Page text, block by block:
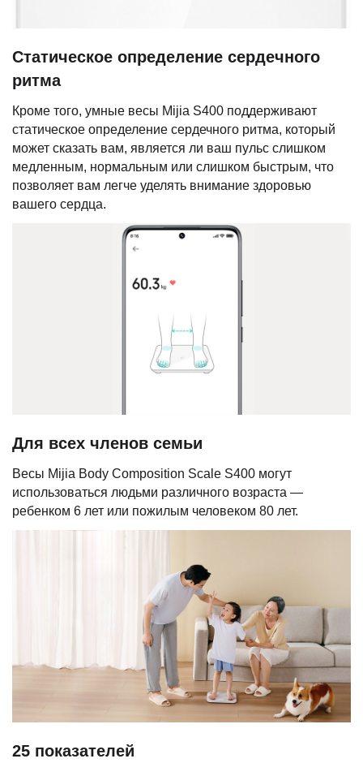
Статическое определение сердечного
ритма
Кроме того, умные весы Mijia S400 поддерживают
статическое определение сердечного ритма, который
может сказать вам, является ли ваш пульс слишком
медленным, нормальным или слишком быстрым, что
позволяет вам легче уделять внимание здоровью
вашего сердца.
Для всех членов семьи
Весы Mijia Body Composition Scale S400 могут
использоваться людьми различного возраста —
ребенком 6 лет или пожилым человеком 80 лет.
25 показателей